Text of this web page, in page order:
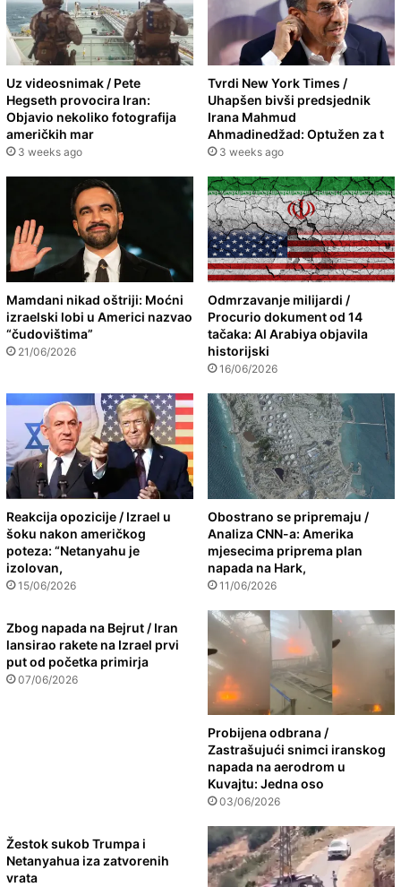
Uz videosnimak / Pete
Hegseth provocira Iran:
Objavio nekoliko fotografija
američkih mar
3 weeks ago
Tvrdi New York Times /
Uhapšen bivši predsjednik
Irana Mahmud
Ahmadinedžad: Optužen za t
3 weeks ago
Mamdani nikad oštriji: Moćni
izraelski lobi u Americi nazvao
“čudovištima”
21/06/2026
Odmrzavanje milijardi /
Procurio dokument od 14
tačaka: Al Arabiya objavila
historijski
16/06/2026
Reakcija opozicije / Izrael u
šoku nakon američkog
poteza: “Netanyahu je
izolovan,
15/06/2026
Obostrano se pripremaju /
Analiza CNN-a: Amerika
mjesecima priprema plan
napada na Hark,
11/06/2026
Zbog napada na Bejrut / Iran
lansirao rakete na Izrael prvi
put od početka primirja
07/06/2026
Probijena odbrana /
Zastrašujući snimci iranskog
napada na aerodrom u
Kuvajtu: Jedna oso
03/06/2026
Žestok sukob Trumpa i
Netanyahua iza zatvorenih
vrata